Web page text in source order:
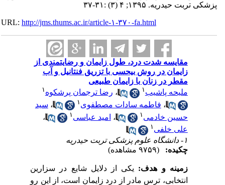
حیدریه. ۱۳۹۵; ۴ (۳) :۳۱-۳۷
URL:http://jms.thums.ac.ir/article-۱-۳۷۰-fa.html
مقایسه شدت درد، طول زایمان و رضایتمندی از
زایمان در روش بیحسی با تزریق فنتانیل و آب
مقطر در زنان با زایمان طبیعی
ملیحه پاشیب
، رضا ترجمان پرشکوه
فاطمه سادات مصطفوی ، سید
حسین خادمی
، امید عباسی
،
علی خلفی
(۹۷۵۹ مشاهده)
زمینه و هدف: یکی از دلایل شایع در سزارین
انتخابی، ترس مادر از درد زایمان است، از این رو